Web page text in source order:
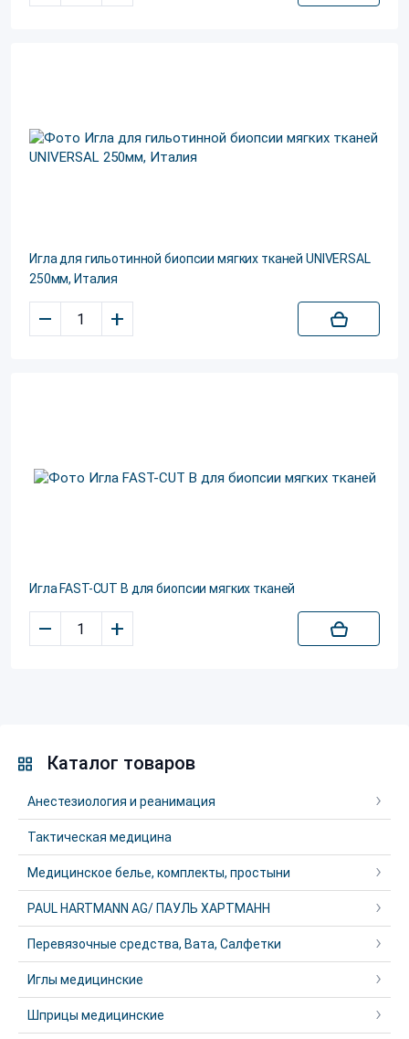
Игла для гильотинной биопсии мягких тканей UNIVERSAL
250мм, Италия
– +
Игла FAST-CUT B для биопсии мягких тканей
– +
Каталог товаров
Анестезиология и реанимация
Тактическая медицина
Медицинское белье, комплекты, простыни
PAUL HARTMANN AG/ ПАУЛЬ ХАРТМАНН
Перевязочные средства, Вата, Салфетки
Иглы медицинские
Шприцы медицинские